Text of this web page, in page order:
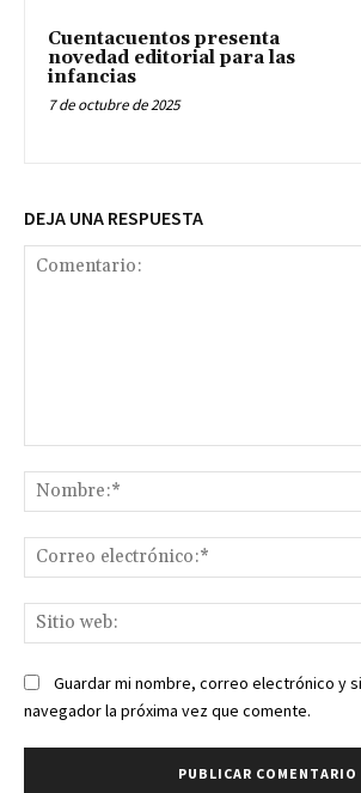
Cuentacuentos presenta
novedad editorial para las
infancias
7 de octubre de 2025
DEJA UNA RESPUESTA
Guardar mi nombre, correo electrónico y
navegador la próxima vez que comente.